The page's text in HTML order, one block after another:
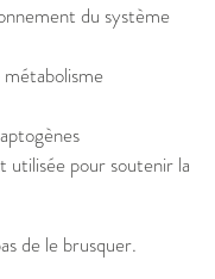
du système
métabolisme
utilisée pour soutenir la
de le brusquer.